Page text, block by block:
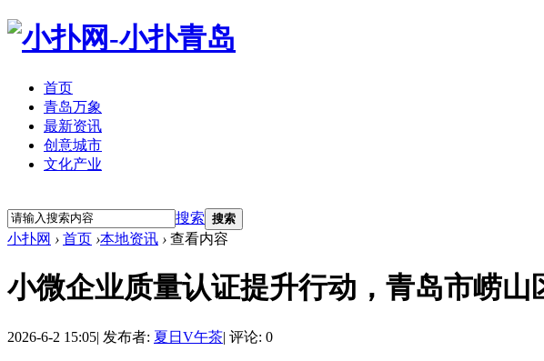
首页
青岛万象
最新资讯
创意城市
文化产业
搜索 搜索
小扑网 › 首页 ›本地资讯 › 查看内容
小微企业质量认证提升行动，青岛市崂山
2026-6-2 15:05| 发布者: 夏日V午茶| 评论: 0